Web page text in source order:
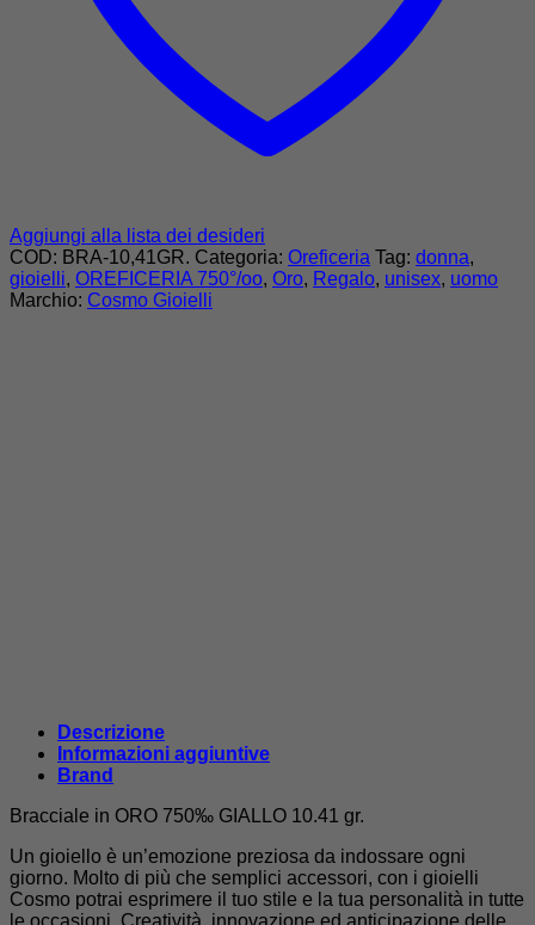
Aggiungi alla lista dei desideri
COD: BRA-10,41GR. Categoria: Oreficeria Tag: donna,
gioielli, OREFICERIA 750°/oo, Oro, Regalo, unisex, uomo
Marchio: Cosmo Gioielli
Descrizione
Informazioni aggiuntive
Brand
Bracciale in ORO 750‰ GIALLO 10.41 gr.
Un gioiello è un’emozione preziosa da indossare ogni
giorno. Molto di più che semplici accessori, con i gioielli
Cosmo potrai esprimere il tuo stile e la tua personalità in tutte
le occasioni. Creatività, innovazione ed anticipazione delle